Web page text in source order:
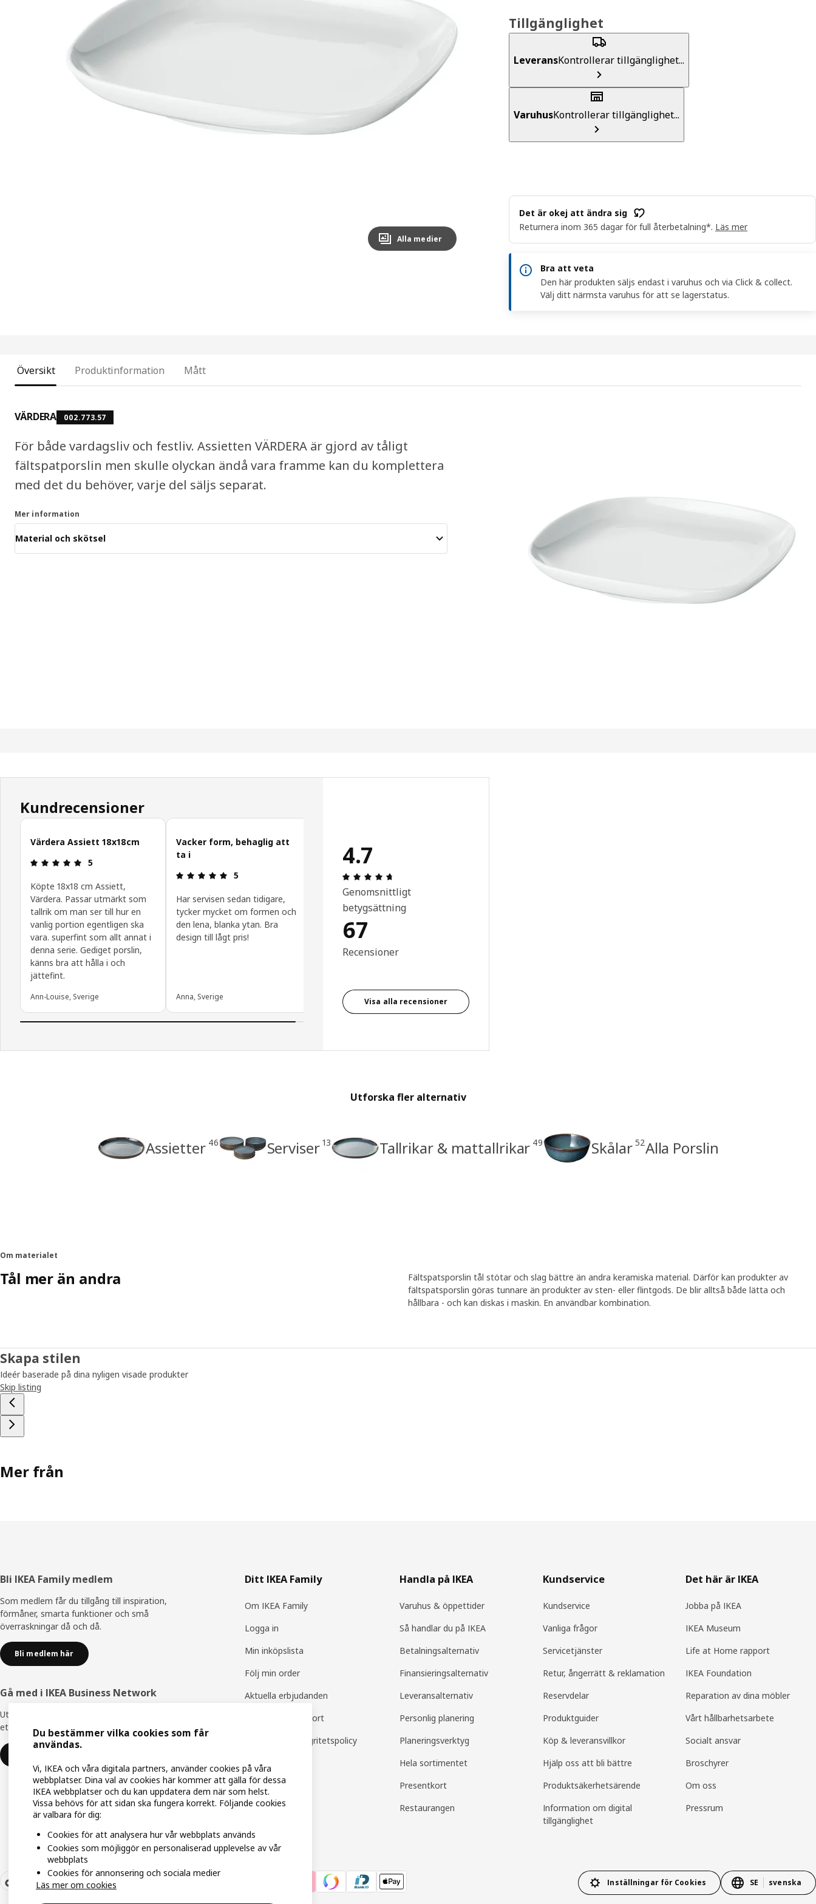
Image zoomed out, normal view
Alla medier
Tillgänglighet
LeveransKontrollerar tillgänglighet...
VaruhusKontrollerar tillgänglighet...
Det är okej att ändra sig
Returnera inom 365 dagar för full återbetalning*. Läs mer
Bra att veta
Den här produkten säljs endast i varuhus och via Click & collect.
Välj ditt närmsta varuhus för att se lagerstatus.
Översikt Produktinformation Mått
VÄRDERA 002.773.57
För både vardagsliv och festliv. Assietten VÄRDERA är gjord av tåligt
fältspatporslin men skulle olyckan ändå vara framme kan du komplettera
med det du behöver, varje del säljs separat.
Mer information
Material och skötsel
Kundrecensioner
Hoppa över
Värdera Assiett 18x18cm
Recension: 5 utav 5 stjärnor.
5
Köpte 18x18 cm Assiett,
Värdera. Passar utmärkt som
tallrik om man ser till hur en
vanlig portion egentligen ska
vara. superfint som allt annat i
denna serie. Gediget porslin,
känns bra att hålla i och
jättefint.
Ann-Louise, Sverige
Vacker form, behaglig att
ta i
Recension: 5 utav 5 stjärnor.
5
Har servisen sedan tidigare,
tycker mycket om formen och
den lena, blanka ytan. Bra
design till lågt pris!
Anna, Sverige
4.7
Genomsnittligt
betygsättning
67
Recensioner
Visa alla recensioner
Utforska fler alternativ
Assietter 46 Serviser 13 Tallrikar & mattallrikar 49 Skålar 52Alla Porslin
Om materialet
Tål mer än andra
Fältspatsporslin tål stötar och slag bättre än andra keramiska material. Därför kan produkter av
fältspatsporslin göras tunnare än produkter av sten- eller flintgods. De blir alltså både lätta och
hållbara - och kan diskas i maskin. En användbar kombination.
Skapa stilen
Ideér baserade på dina nyligen visade produkter
Skip listing
Mer från
Sidfot
Bli IKEA Family medlem
Som medlem får du tillgång till inspiration,
förmåner, smarta funktioner och små
överraskningar då och då.
Bli medlem här
Gå med i IKEA Business Network
Utnyttja flera unika förmåner för att skapa
ett bättre arbetsliv - helt kostnadsfritt.
Ditt IKEA Family
Om IKEA Family
Logga in
Min inköpslista
Följ min order
Aktuella erbjudanden
IKEA Family support
IKEA Family integritetspolicy
Handla på IKEA
Varuhus & öppettider
Så handlar du på IKEA
Betalningsalternativ
Finansieringsalternativ
Leveransalternativ
Personlig planering
Planeringsverktyg
Hela sortimentet
Presentkort
Restaurangen
Kundservice
Kundservice
Vanliga frågor
Servicetjänster
Retur, ångerrätt & reklamation
Reservdelar
Produktguider
Köp & leveransvillkor
Hjälp oss att bli bättre
Produkt­säkerhets­ärende
Information om digital
tillgänglighet
Det här är IKEA
Jobba på IKEA
IKEA Museum
Life at Home rapport
IKEA Foundation
Reparation av dina möbler
Vårt hållbarhetsarbete
Socialt ansvar
Broschyrer
Om oss
Pressrum
Inställningar för Cookies SE svenska
Du bestämmer vilka cookies som får
användas.
Vi, IKEA och våra digitala partners, använder cookies på våra
webbplatser. Dina val av cookies här kommer att gälla för dessa
IKEA webbplatser och du kan uppdatera dem när som helst.
Vissa behövs för att sidan ska fungera korrekt. Följande cookies
är valbara för dig:
Cookies för att analysera hur vår webbplats används
Cookies som möjliggör en personaliserad upplevelse av vår
webbplats
Cookies för annonsering och sociala medier
Läs mer om cookies